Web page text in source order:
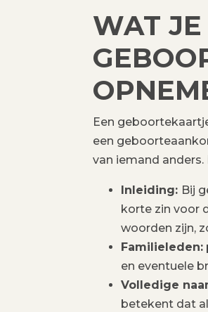
WAT
Een
een
van iemand
Inleiding: Bij
korte zin voor
woorden zijn,
Familieleden:
en eventuele
Volledige
betekent dat